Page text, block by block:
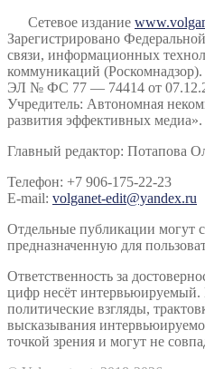
Сетевое издание
Зарегистрировано
связи, информационных
коммуникаций
ЭЛ № ФС 77 — 74414 от
Учредитель: Автономная
развития эффективных медиа».
Главный редактор: Потапова
Телефон: +7 906-175-22-23
E-mail: volganet-edit@yandex.ru
Отдельные публикации могут
предназначенную для
Ответственность за
цифр несёт интервьюируемый.
политические взгляды,
высказывания
точкой зрения и могут не